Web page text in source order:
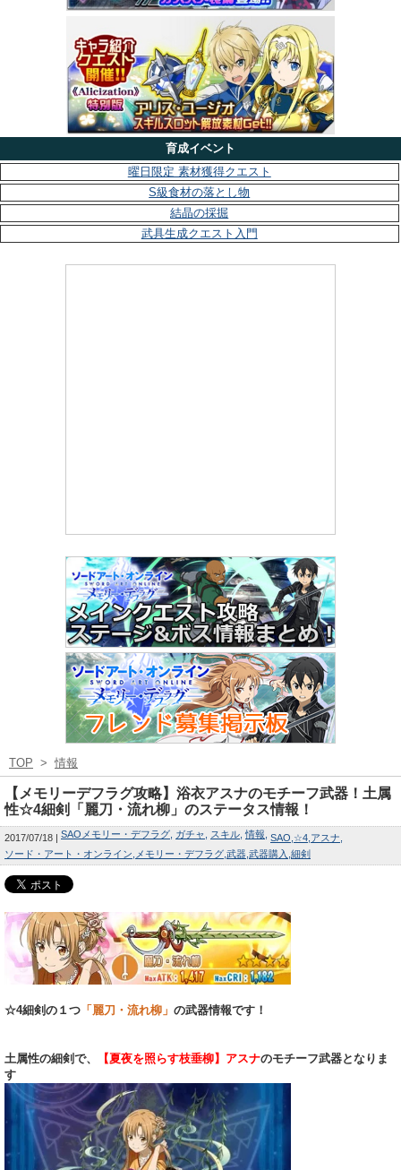
育成イベント
曜日限定 素材獲得クエスト
S級食材の落とし物
結晶の採掘
武具生成クエスト入門
TOP > 情報
【メモリーデフラグ攻略】浴衣アスナのモチーフ武器！土属
性☆4細剣「麗刀・流れ柳」のステータス情報！
2017/07/18 SAOメモリー・デフラグ ガチャ スキル 情報 SAO ☆4 アスナ
ソード・アート・オンライン メモリー・デフラグ 武器 武器購入 細剣
☆4細剣の１つ 「麗刀・流れ柳」 の武器情報です！
土属性の細剣で、 【夏夜を照らす枝垂柳】アスナのモチーフ武器となりま
す